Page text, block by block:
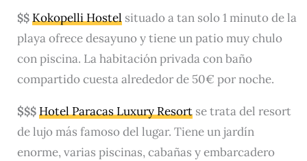
$$ Kokopelli Hostel situado a tan solo 1 minuto de la
playa ofrece desayuno y tiene un patio muy chulo
con piscina. La habitación privada con baño
compartido cuesta alrededor de 50€ por noche.
$$$ Hotel Paracas Luxury Resort se trata del resort
de lujo más famoso del lugar. Tiene un jardín
enorme, varias piscinas, cabañas y embarcadero